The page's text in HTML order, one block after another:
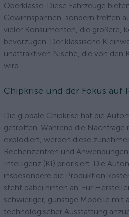
Oberklasse. Diese Fahrzeuge
Gewinnspannen, sondern treffen
vieler Konsumenten, die größere,
bevorzugen. Der klassische
unattraktiven Nische, die von den
wird.
Chipkrise und der Fokus auf
Die globale Chipkrise hat die
getroffen. Während die Nachfrage
explodiert, werden diese
Rechenzentren und
Intelligenz (KI) priorisiert. Die
insbesondere die Produktion
steht dabei hinten an. Für
schwieriger, günstige Modelle mit
technologischer Ausstattung